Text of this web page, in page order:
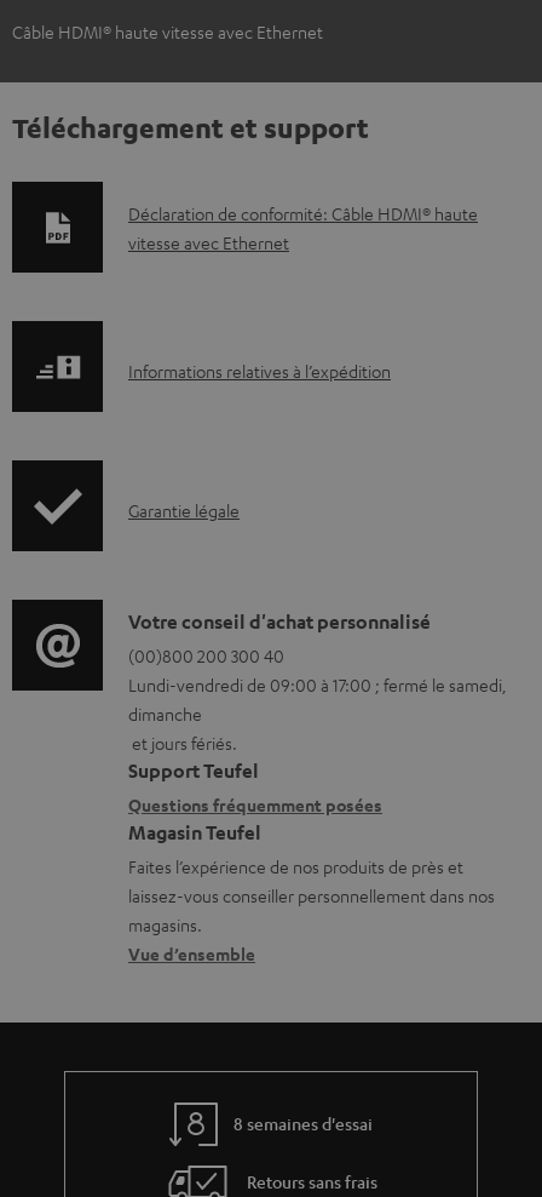
Câble HDMI® haute vitesse avec Ethernet
Téléchargement et support
D
o
m
s
l
é
c
h
a
r
g
e
a
b
e
Déclaration de conformité: Câble HDMI® haute
vitesse avec Ethernet
I
r
t
i
o
n
s
r
e
l
a
t
v
e
Informations relatives à l’expédition
I
o
r
m
a
t
i
o
n
s
r
l
Garantie légale
D
é
t
a
i
l
s
c
o
n
a
Votre conseil d'achat personnalisé
(00)800 200 300 40
Lundi-vendredi de 09:00 à 17:00 ; fermé le samedi,
dimanche
et jours fériés.
Support Teufel
Questions fréquemment posées
Magasin Teufel
Faites l’expérience de nos produits de près et
laissez-vous conseiller personnellement dans nos
magasins.
Vue d’ensemble
8 semaines d'essai
Retours sans frais